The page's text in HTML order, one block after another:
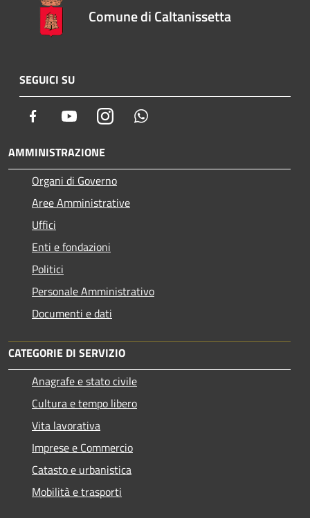
Comune di Caltanissetta
SEGUICI SU
Facebook YoutubeInstagram
AMMINISTRAZIONE
Organi di Governo
Aree Amministrative
Uffici
Enti e fondazioni
Politici
Personale Amministrativo
Documenti e dati
CATEGORIE DI SERVIZIO
Anagrafe e stato civile
Cultura e tempo libero
Vita lavorativa
Imprese e Commercio
Catasto e urbanistica
Mobilità e trasporti